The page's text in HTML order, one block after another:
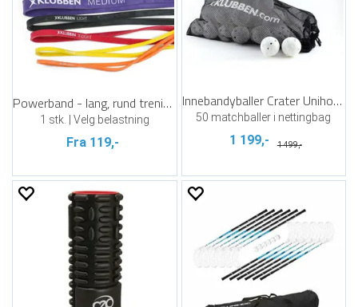
Powerband - lang, rund treningsstrikk
1 stk. | Velg belastning
Fra 119,-
Innebandyballer Crater Unihoc | Hvit
50 matchballer i nettingbag
1 199,- 1 499,-